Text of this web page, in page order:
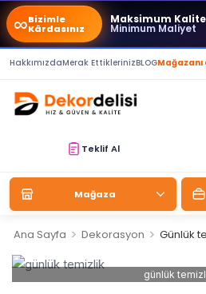
∞Bizimle
Kârdasınız
Maksimum Kalite
Minimum Maliyet
HakkımızdaMerak EttiklerinizBLOGMağazanı
Teklif Al
Mağaza
Ana Sayfa > Dekorasyon > Günlük
günlük